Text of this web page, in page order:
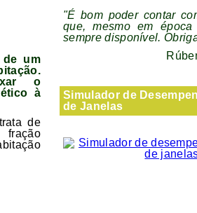
de um
o
à
de
"É bom poder contar
que, mesmo em
sempre disponível.
Simulador de
de Janelas